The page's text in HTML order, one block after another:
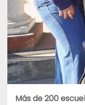
Más de 200